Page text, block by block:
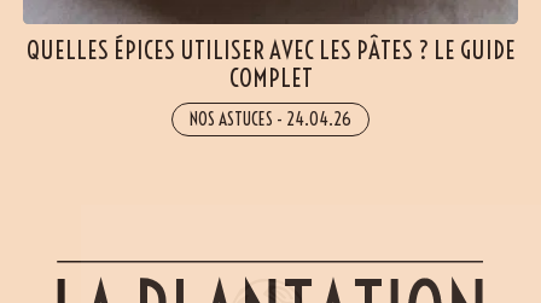
QUELLES ÉPICES UTILISER AVEC LES PÂTES ? LE GUIDE
COMPLET
NOS ASTUCES - 24.04.26